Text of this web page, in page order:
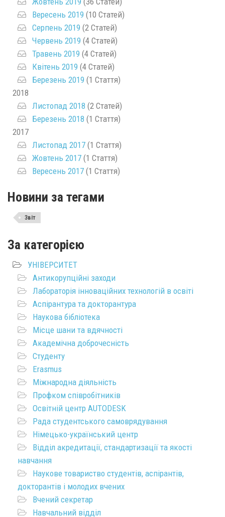
Вересень 2019 (10 Статей)
Серпень 2019 (2 Статей)
Червень 2019 (4 Статей)
Травень 2019 (4 Статей)
Квітень 2019 (4 Статей)
Березень 2019 (1 Стаття)
2018
Листопад 2018 (2 Статей)
Березень 2018 (1 Стаття)
2017
Листопад 2017 (1 Стаття)
Жовтень 2017 (1 Стаття)
Вересень 2017 (1 Стаття)
Новини за тегами
Звіт
За категорією
УНІВЕРСИТЕТ
Антикорупційні заходи
Лабораторія інноваційних технологій в освіті
Аспірантура та докторантура
Наукова бібліотека
Місце шани та вдячності
Академічна доброчесність
Студенту
Erasmus
Міжнародна діяльність
Профком співробітників
Освітній центр AUTODESK
Рада студентського самоврядування
Німецько-український центр
Відділ акредитації, стандартизації та якості
навчання
Наукове товариство студентів, аспірантів,
докторантів і молодих вчених
Вчений секретар
Навчальний відділ